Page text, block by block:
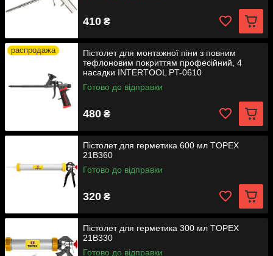
410 ₴
распродажа
Пістолет для монтажної піни з повним
тефлоновим покриттям професійний, 4
насадки INTERTOOL PT-0610
Готово до відправки
480 ₴
Пістолет для герметика 600 мл TOPEX
21B360
Готово до відправки
320 ₴
Пістолет для герметика 300 мл TOPEX
21B330
Готово до відправки